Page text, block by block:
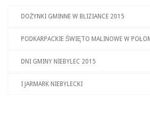
DOŻYNKI GMINNE W BLIZIANCE 2015
PODKARPACKIE ŚWIĘTO MALINOWE W
DNI GMINY NIEBYLEC 2015
I JARMARK NIEBYLECKI